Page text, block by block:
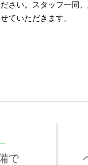
さい。スタッフ一同
ていただきます。
で